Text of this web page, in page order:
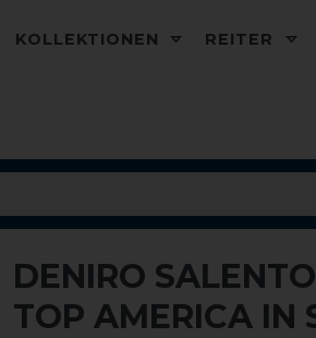
KOLLEKTIONEN REITER
DENIRO
TOP AMERICA IN